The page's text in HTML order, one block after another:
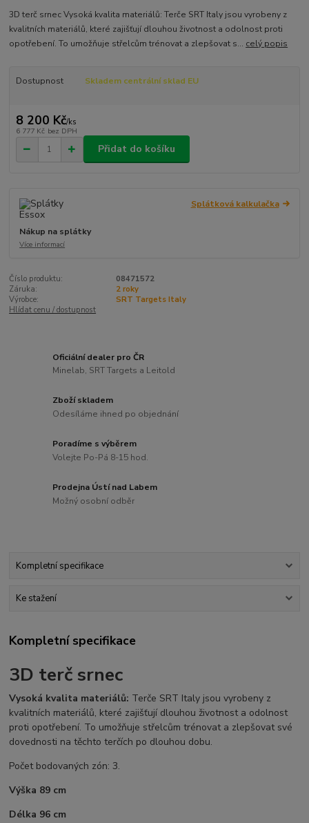
3D terč srnec Vysoká kvalita materiálů: Terče SRT Italy jsou vyrobeny z
kvalitních materiálů, které zajišťují dlouhou životnost a odolnost proti
opotřebení. To umožňuje střelcům trénovat a zlepšovat s... celý popis
Dostupnost Skladem centrální sklad EU
8 200 Kč/ks
6 777 Kč bez DPH
Přidat do košíku
Splátková kalkulačka
Nákup na splátky
Více informací
Číslo produktu:
08471572
Záruka:
2 roky
Výrobce:
SRT Targets Italy
Hlídat cenu / dostupnost
Oficiální dealer pro ČR
Minelab, SRT Targets a Leitold
Zboží skladem
Odesíláme ihned po objednání
Poradíme s výběrem
Volejte Po-Pá 8-15 hod.
Prodejna Ústí nad Labem
Možný osobní odběr
Kompletní specifikace
Ke stažení
Kompletní specifikace
3D terč srnec
Vysoká kvalita materiálů: Terče SRT Italy jsou vyrobeny z
kvalitních materiálů, které zajišťují dlouhou životnost a odolnost
proti opotřebení. To umožňuje střelcům trénovat a zlepšovat své
dovednosti na těchto terčích po dlouhou dobu.
Počet bodovaných zón: 3.
Výška 89 cm
Délka 96 cm